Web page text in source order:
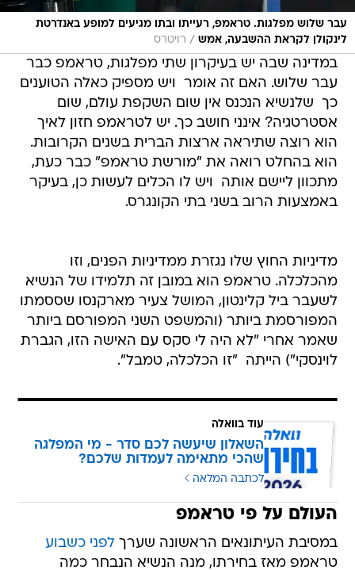
עבר שלוש מפלגות. טראמפ, רעייתו ובתו מגיעים למופע באנדרטת
לינקולן לקראת ההשבעה, אמש / רויטרס
במדינה שבה יש בעיקרון שתי מפלגות, טראמפ כבר
עבר שלוש. האם זה אומר  ויש מספיק כאלה הטוענים
כך  שלנשיא הנכנס אין שום השקפת עולם, שום
אסטרטגיה? אינני חושב כך. יש לטראמפ חזון לאיך
הוא רוצה שתיראה ארצות הברית בשנים הקרובות.
הוא בהחלט רואה את "מורשת טראמפ" כבר כעת,
מתכוון ליישם אותה  ויש לו הכלים לעשות כן, בעיקר
באמצעות הרוב בשני בתי הקונגרס.
מדיניות החוץ שלו נגזרת ממדיניות הפנים, וזו 
מהכלכלה. טראמפ הוא במובן זה תלמידו של הנשיא
לשעבר ביל קלינטון, המושל צעיר מארקנסו שססמתו
המפורסמת ביותר (והמשפט השני המפורסם ביותר
שאמר אחרי "לא היה לי סקס עם האישה הזו, הגברת
לוינסקי") הייתה  "זו הכלכלה, טמבל".
עוד בוואלה
השאלון שיעשה לכם סדר - מי המפלגה
שהכי מתאימה לעמדות שלכם?
לכתבה המלאה
העולם על פי טראמפ
במסיבת העיתונאים הראשונה שערךלפני כשבוע
טראמפ מאז בחירתו, מנה הנשיא הנבחר כמה